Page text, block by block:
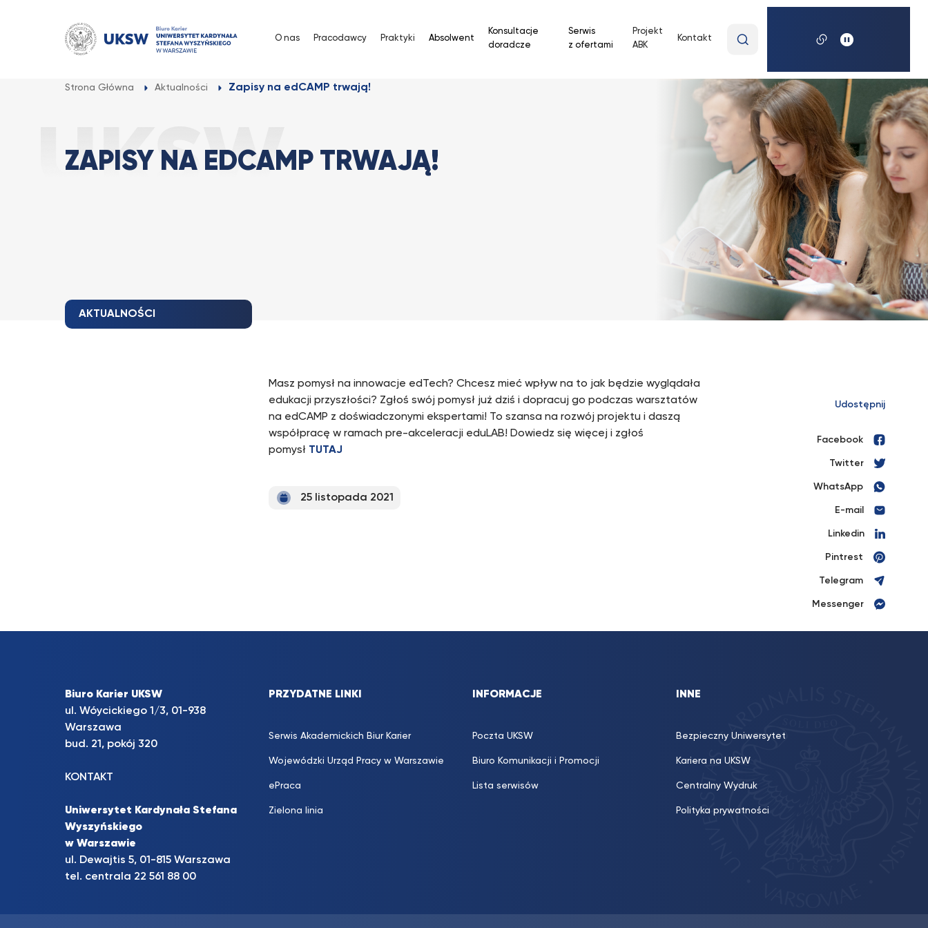
O nas Pracodawcy Praktyki Absolwent
Konsultacje
doradcze
Serwis
z ofertami
Projekt
ABK
Kontakt
wyszukiwaną
Strona Główna Aktualności Zapisy na edCAMP trwają!
ZAPISY NA EDCAMP TRWAJĄ!
AKTUALNOŚCI
Masz pomysł na innowacje edTech? Chcesz mieć wpływ na to jak będzie wyglądała
edukacji przyszłości? Zgłoś swój pomysł już dziś i dopracuj go podczas warsztatów
na edCAMP z doświadczonymi ekspertami! To szansa na rozwój projektu i daszą
współpracę w ramach pre-akceleracji eduLAB! Dowiedz się więcej i zgłoś
pomysł TUTAJ
25 listopada 2021
Udostępnij
Facebook
Twitter
WhatsApp
E-mail
Linkedin
Pintrest
Telegram
Messenger
Biuro Karier UKSW
ul. Wóycickiego 1/3, 01-938
Warszawa
bud. 21, pokój 320
KONTAKT
Uniwersytet Kardynała Stefana
Wyszyńskiego
w Warszawie
ul. Dewajtis 5, 01-815 Warszawa
tel. centrala 22 561 88 00
PRZYDATNE LINKI
Serwis Akademickich Biur Karier
Wojewódzki Urząd Pracy w Warszawie
ePraca
Zielona linia
INFORMACJE
Poczta UKSW
Biuro Komunikacji i Promocji
Lista serwisów
INNE
Bezpieczny Uniwersytet
Kariera na UKSW
Centralny Wydruk
Polityka prywatności